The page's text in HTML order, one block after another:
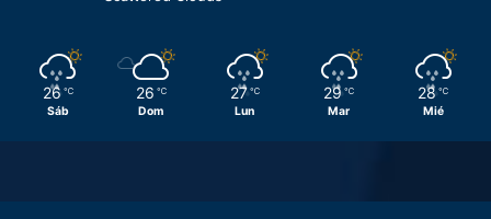
26 ℃
Sáb
26 ℃
Dom
27 ℃
Lun
29 ℃
Mar
28 ℃
Mié